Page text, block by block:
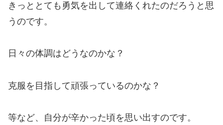
きっととても勇気を出して連絡くれたのだろうと思
うのです。
日々の体調はどうなのかな？
克服を目指して頑張っているのかな？
等など、自分が辛かった頃を思い出すのです。